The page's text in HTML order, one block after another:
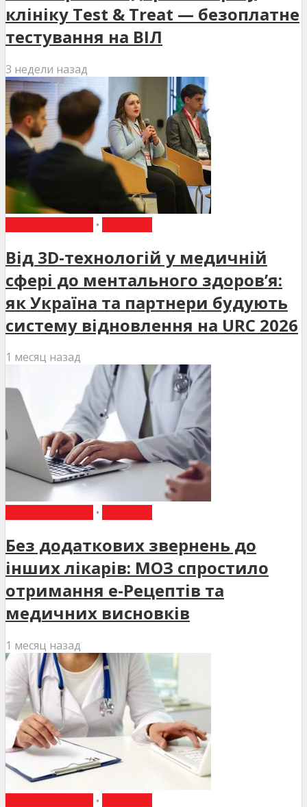
клініку Test & Treat — безоплатне
тестування на ВІЛ
3 недели назад
•
Від 3D-технологій у медичній
сфері до ментального здоров’я:
як Україна та партнери будують
систему відновлення на URC 2026
1 месяц назад
•
Без додаткових звернень до
інших лікарів: МОЗ спростило
отримання е-Рецептів та
медичних висновків
1 месяц назад
•